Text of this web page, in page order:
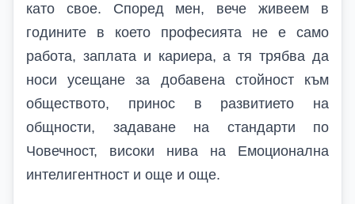
като свое. Според мен, вече живеем в
годините в което професията не е само
работа, заплата и кариера, а тя трябва да
носи усещане за добавена стойност към
обществото, принос в развитието на
общности, задаване на стандарти по
Човечност, високи нива на Емоционална
интелигентност и още и още.